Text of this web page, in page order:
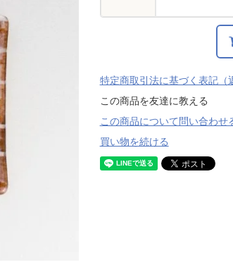
特定商取引法に基づく表記（
この商品を友達に教える
この商品について問い合わせ
買い物を続ける